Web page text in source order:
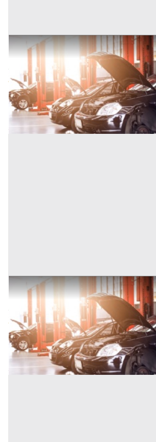
Stalle, Scuderie, Rimesse,
Nizza Monferrato
Nizza Monferrato (Asti)
Offerta minima
3.016,41 € 4.021,87 €
Codice asta:ccb3a381
23/11/2026
Stalle, Scuderie, Rimesse,
Tivoli
Tivoli (Roma)
Offerta minima
2.625 € 3.500 €
Codice asta:fea09851
18/11/2026